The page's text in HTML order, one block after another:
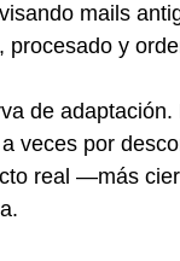
mails
procesado y
de
veces por
real —más